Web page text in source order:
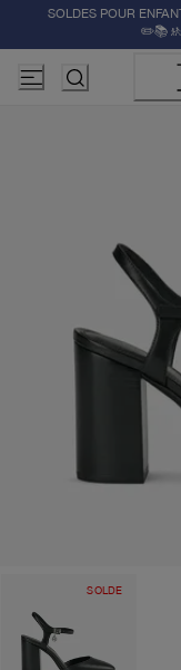
SOLDES POUR
✏️📚🚸
SOLDE